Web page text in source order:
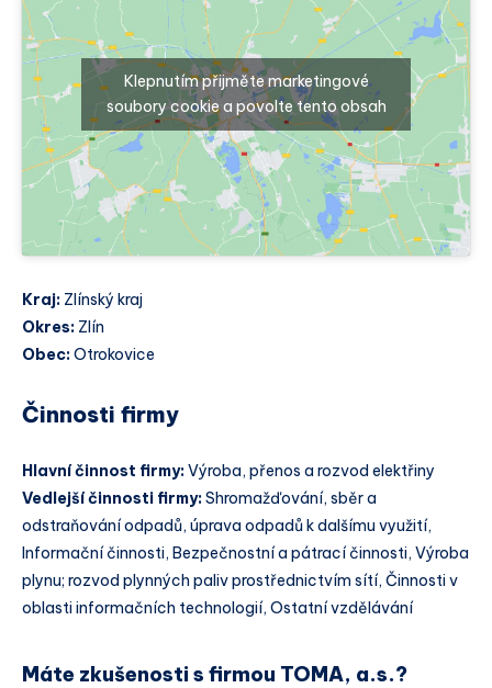
Klepnutím přijměte marketingové
soubory cookie a povolte tento obsah
Kraj: Zlínský kraj
Okres: Zlín
Obec:Otrokovice
Činnosti firmy
Hlavní činnost firmy:Výroba, přenos a rozvod elektřiny
Vedlejší činnosti firmy:Shromažďování, sběr a
odstraňování odpadů, úprava odpadů k dalšímu využití,
Informační činnosti, Bezpečnostní a pátrací činnosti, Výroba
plynu; rozvod plynných paliv prostřednictvím sítí, Činnosti v
oblasti informačních technologií, Ostatní vzdělávání
Máte zkušenosti s firmou TOMA, a.s.?